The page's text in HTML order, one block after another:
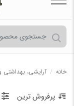
خانه / آرایشی،
پرفروش ترین